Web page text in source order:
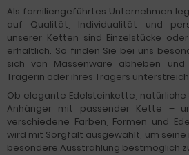
Als familiengeführtes Unternehmen
auf Qualität, Individualität und
unserer Ketten sind Einzelstücke
erhältlich. So finden Sie bei uns
sich von Massenware abheben
Trägerin oder ihres Trägers
Ob elegante Edelsteinkette,
Anhänger mit passender Kette –
verschiedene Farben, Formen und
wird mit Sorgfalt ausgewählt, um
besondere Ausstrahlung bestmöglich